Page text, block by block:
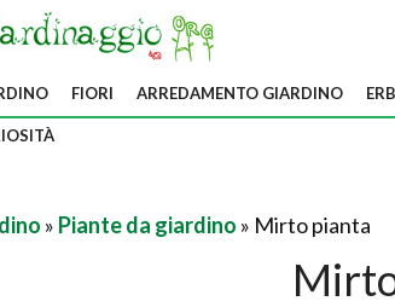
FIORI ARREDAMENTO GIARDINO
» Piante da giardino » Mirto pianta